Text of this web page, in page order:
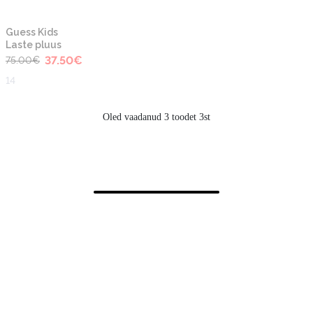
-50%
Guess Kids
Laste pluus
75.00€ 37.50€
14
Oled vaadanud 3 toodet 3st